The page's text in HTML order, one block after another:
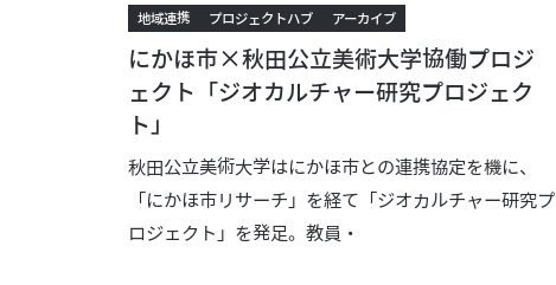
地域連携 プロジェクトハブ アーカイブ
にかほ市×秋田公立美術大学協働プロジ
ェクト「ジオカルチャー研究プロジェク
ト」
秋田公立美術大学はにかほ市との連携協定を機に、
「にかほ市リサーチ」を経て「ジオカルチャー研究プ
ロジェクト」を発足。教員・